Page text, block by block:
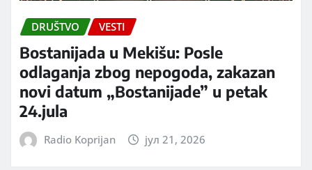
DRUŠTVO VESTI
Bostanijada u Mekišu: Posle
odlaganja zbog nepogoda, zakazan
novi datum „Bostanijade” u petak
24.jula
Radio Koprijan јул 21, 2026